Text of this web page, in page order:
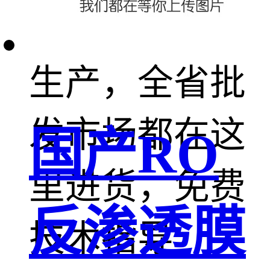
生产，全省批
发市场都在这
里进货，免费
技术指导
国产RO
反渗透膜